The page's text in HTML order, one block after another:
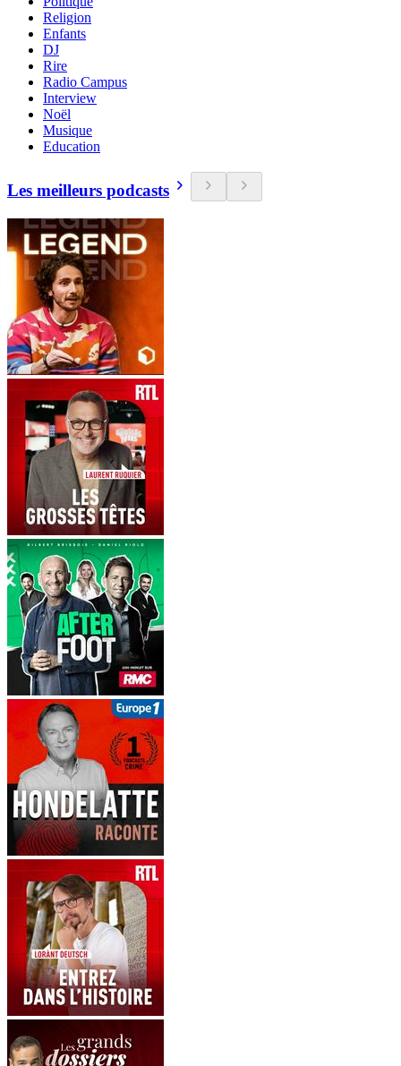
Religion
Enfants
DJ
Rire
Radio Campus
Interview
Noël
Musique
Education
Les meilleurs podcasts